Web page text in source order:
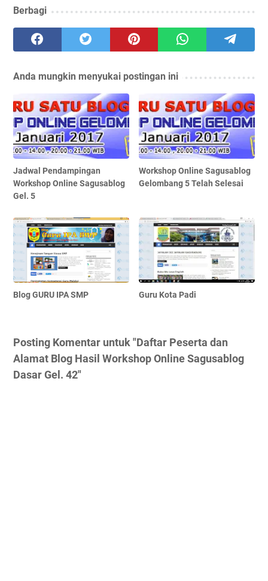
Berbagi
Anda mungkin menyukai postingan ini
Jadwal Pendampingan
Workshop Online Sagusablog
Gel. 5
Workshop Online Sagusablog
Gelombang 5 Telah Selesai
Blog GURU IPA SMP Guru Kota Padi
Posting Komentar untuk "Daftar Peserta dan
Alamat Blog Hasil Workshop Online Sagusablog
Dasar Gel. 42"